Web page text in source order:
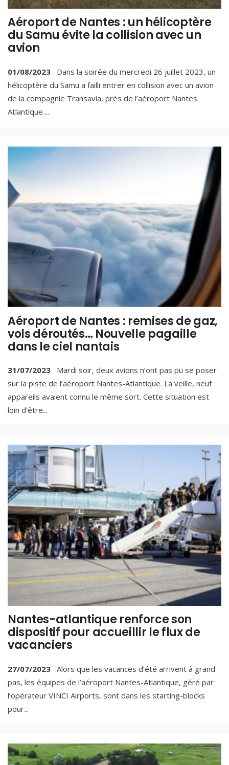
Aéroport de Nantes : un hélicoptère
du Samu évite la collision avec un
avion
01/08/2023
Dans la soirée du mercredi 26 juillet 2023, un
hélicoptère du Samu a failli entrer en collision avec un avion
de la compagnie Transavia, près de l’aéroport Nantes
Atlantique....
Aéroport de Nantes : remises de gaz,
vols déroutés… Nouvelle pagaille
dans le ciel nantais
31/07/2023
Mardi soir, deux avions n’ont pas pu se poser
sur la piste de l’aéroport Nantes-Atlantique. La veille, neuf
appareils avaient connu le même sort. Cette situation est
loin d’être...
Nantes-atlantique renforce son
dispositif pour accueillir le flux de
vacanciers
27/07/2023 Alors que les vacances d’été arrivent à grand
pas, les équipes de l’aéroport Nantes-Atlantique, géré par
l’opérateur VINCI Airports, sont dans les starting-blocks
pour...